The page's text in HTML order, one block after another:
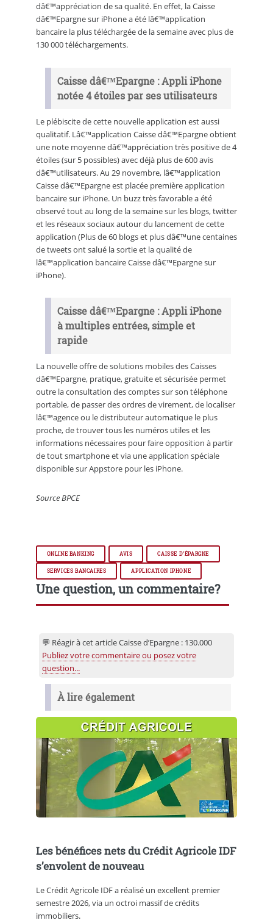
dâ€™appréciation de sa qualité. En effet, la Caisse
dâ€™Epargne sur iPhone a été lâ€™application
bancaire la plus téléchargée de la semaine avec plus de
130 000 téléchargements.
Caisse dâ€™Epargne : Appli iPhone
notée 4 étoiles par ses utilisateurs
Le plébiscite de cette nouvelle application est aussi
qualitatif. Lâ€™application Caisse dâ€™Epargne obtient
une note moyenne dâ€™appréciation très positive de 4
étoiles (sur 5 possibles) avec déjà plus de 600 avis
dâ€™utilisateurs. Au 29 novembre, lâ€™application
Caisse dâ€™Epargne est placée première application
bancaire sur iPhone. Un buzz très favorable a été
observé tout au long de la semaine sur les blogs, twitter
et les réseaux sociaux autour du lancement de cette
application (Plus de 60 blogs et plus dâ€™une centaines
de tweets ont salué la sortie et la qualité de
lâ€™application bancaire Caisse dâ€™Epargne sur
iPhone).
Caisse dâ€™Epargne : Appli iPhone
à multiples entrées, simple et
rapide
La nouvelle offre de solutions mobiles des Caisses
dâ€™Epargne, pratique, gratuite et sécurisée permet
outre la consultation des comptes sur son téléphone
portable, de passer des ordres de virement, de localiser
lâ€™agence ou le distributeur automatique le plus
proche, de trouver tous les numéros utiles et les
informations nécessaires pour faire opposition à partir
de tout smartphone et via une application spéciale
disponible sur Appstore pour les iPhone.
Source BPCE
ONLINE BANKING AVIS CAISSE D’ÉPARGNE
SERVICES BANCAIRES APPLICATION IPHONE
Une question, un commentaire?
💬 Réagir à cet article Caisse d’Epargne : 130.000
Publiez votre commentaire ou posez votre
question...
À lire également
Les bénéfices nets du Crédit Agricole IDF
s’envolent de nouveau
Le Crédit Agricole IDF a réalisé un excellent premier
semestre 2026, via un octroi massif de crédits
immobiliers.